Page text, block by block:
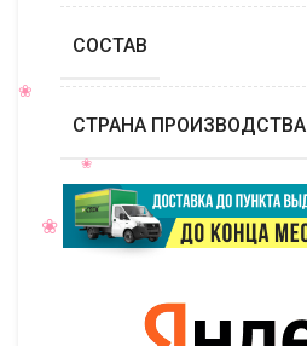
СОСТАВ
СТРАНА ПРОИЗВОДСТВА